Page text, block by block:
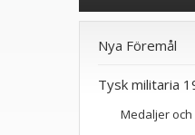
Nya Föremål
Tysk militaria
Medaljer